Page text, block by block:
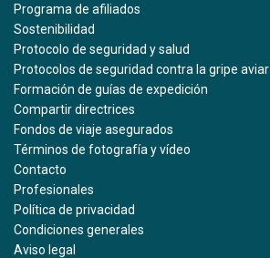
Programa de afiliados
Sostenibilidad
Protocolo de seguridad y salud
Protocolos de seguridad contra la gripe aviar
Formación de guías de expedición
Compartir directrices
Fondos de viaje asegurados
Términos de fotografía y vídeo
Contacto
Profesionales
Política de privacidad
Condiciones generales
Aviso legal